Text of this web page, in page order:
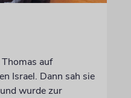
auf
Israel. Dann sah sie
wurde zur